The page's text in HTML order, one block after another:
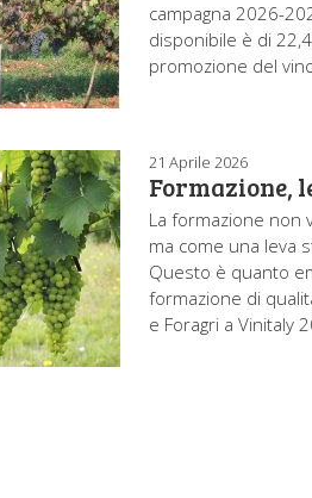
campagna 2026-
disponibile è di
promozione del
21 Aprile 2026
Formazione,
La formazione non
ma come una leva
Questo è quanto
formazione di
e Foragri a Vinitaly